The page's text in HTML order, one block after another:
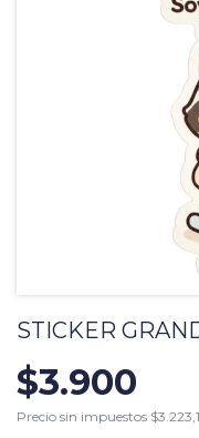
STICKER
$3.900
Precio sin impuestos